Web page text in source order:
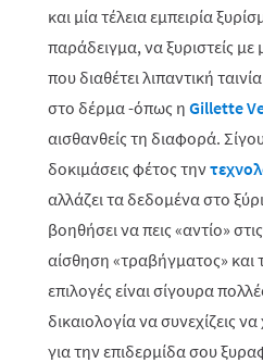
και μία τέλεια εμπειρία
παράδειγμα, να ξυριστείς με
που διαθέτει λιπαντική
στο δέρμα -όπως η Gillette
αισθανθείς τη διαφορά.
δοκιμάσεις φέτος την
αλλάζει τα δεδομένα στο
βοηθήσει να πεις «αντίο»
αίσθηση «τραβήγματος» και
επιλογές είναι σίγουρα
δικαιολογία να συνεχίζεις
για την επιδερμίδα σου